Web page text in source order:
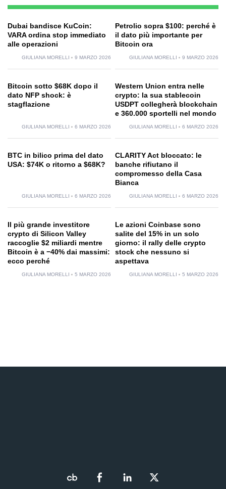
Dubai bandisce KuCoin:
VARA ordina stop immediato
alle operazioni
GIULIANA MORELLI 9 MARZO 2026
Petrolio sopra $100: perché è
il dato più importante per
Bitcoin ora
GIULIANA MORELLI 9 MARZO 2026
Bitcoin sotto $68K dopo il
dato NFP shock: è
stagflazione
GIULIANA MORELLI 6 MARZO 2026
Western Union entra nelle
crypto: la sua stablecoin
USDPT collegherà blockchain
e 360.000 sportelli nel mondo
GIULIANA MORELLI 6 MARZO 2026
BTC in bilico prima del dato
USA: $74K o ritorno a $68K?
GIULIANA MORELLI 6 MARZO 2026
CLARITY Act bloccato: le
banche rifiutano il
compromesso della Casa
Bianca
GIULIANA MORELLI 6 MARZO 2026
Il più grande investitore
crypto di Silicon Valley
raccoglie $2 miliardi mentre
Bitcoin è a −40% dai massimi:
ecco perché
GIULIANA MORELLI 5 MARZO 2026
Le azioni Coinbase sono
salite del 15% in un solo
giorno: il rally delle crypto
stock che nessuno si
aspettava
GIULIANA MORELLI 5 MARZO 2026